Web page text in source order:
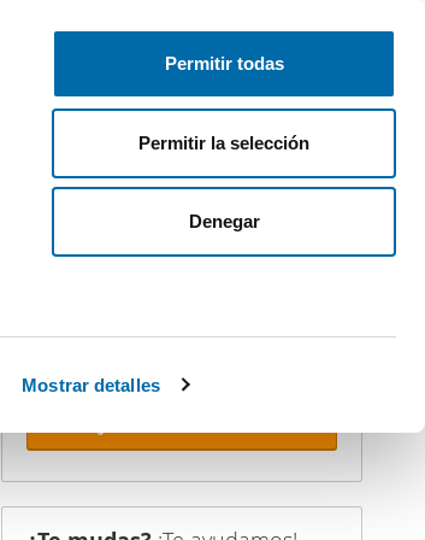
Mostrar detalles
Permitir todas
Permitir la selección
Denegar
Publica gratis Inicia sesión
No dejes que te adelanten. Recibe en